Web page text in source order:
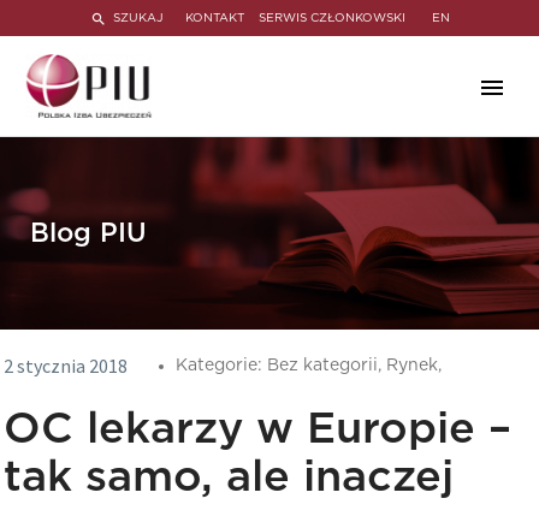
SZUKAJ KONTAKT SERWIS CZŁONKOWSKI EN
Blog PIU
2 stycznia 2018 Kategorie: Bez kategorii, Rynek,
OC lekarzy w Europie –
tak samo, ale inaczej